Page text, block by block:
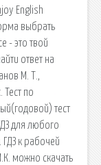
English
выбрать
- это твой
ответ на
М. Т.,
Тест по
тест
для любого
ГДЗ к рабочей
можно скачать